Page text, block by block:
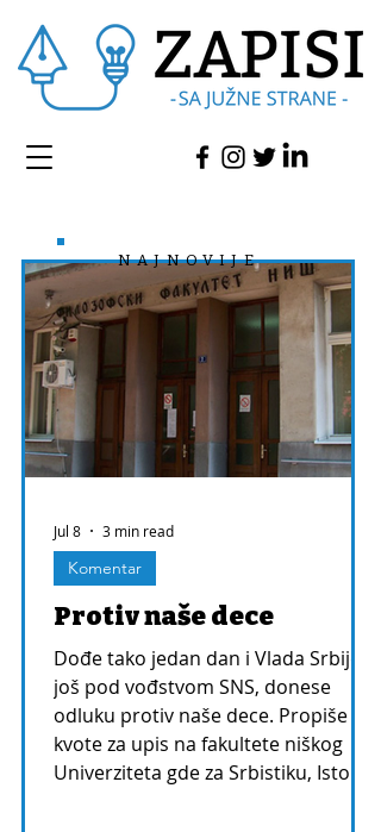
Protiv naše dece
Dođe tako jedan dan i Vlada Srbije,
još pod vođstvom SNS, donese
odluku protiv naše dece. Propiše
kvote za upis na fakultete niškog
Univerziteta gde za Srbistiku, Istoriju
Komentar
Jul 8 3 min read
NAJNOVIJE